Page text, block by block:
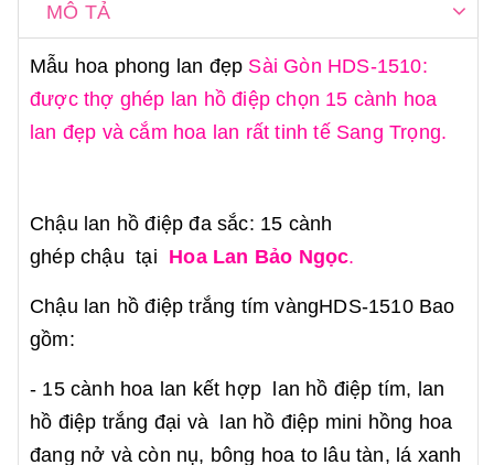
MÔ TẢ
Mẫu hoa phong lan đẹp Sài Gòn HDS-1510:
được thợ ghép lan hồ điệp chọn 15 cành hoa
lan đẹp và cắm hoa lan rất tinh tế Sang Trọng.
Chậu lan hồ điệp đa sắc: 15 cành
ghép chậu tại Hoa Lan Bảo Ngọc.
Chậu lan hồ điệp trắng tím vàngHDS-1510 Bao
gồm:
- 15 cành hoa lan kết hợp lan hồ điệp tím, lan
hồ điệp trắng đại và lan hồ điệp mini hồng hoa
đang nở và còn nụ, bông hoa to lâu tàn, lá xanh